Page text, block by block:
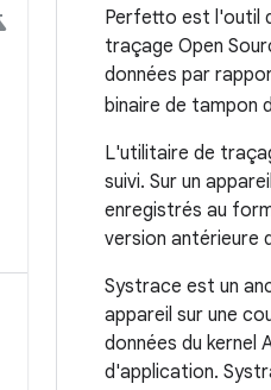
Perfetto est l'outil
traçage Open
données par
binaire de tampon
L'utilitaire de
suivi. Sur un
enregistrés au
version antérieure
Systrace est un
appareil sur une
données du kernel
d'application.